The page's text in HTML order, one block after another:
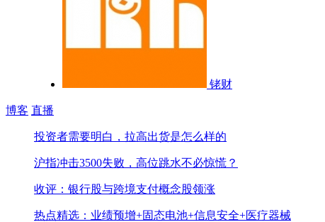
铑财
博客 直播
投资者需要明白，拉高出货是怎么样的
沪指冲击3500失败，高位跳水不必惊慌？
收评：银行股与跨境支付概念股领涨
热点精选：业绩预增+固态电池+信息安全+医疗器械